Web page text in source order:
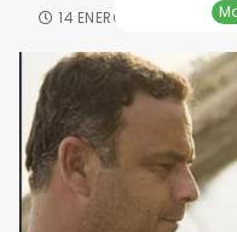
14 ENERO 2021